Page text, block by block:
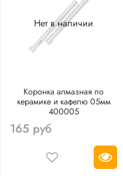
Нет в наличии
Коронка алмазная по
керамике и кафелю 05мм
400005
165 руб